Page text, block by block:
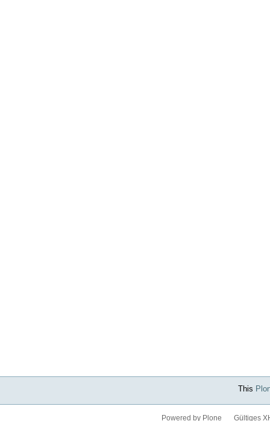
This
Powered by Plone Gültiges